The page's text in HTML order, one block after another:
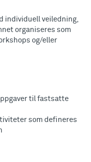
individuell veiledning,
organiseres som
og/eller
til fastsatte
som defineres